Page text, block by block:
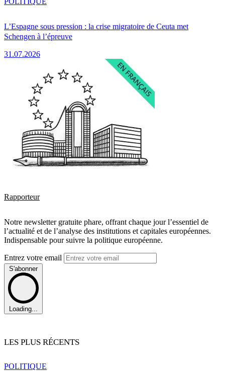
L’Espagne sous pression : la crise migratoire de Ceuta met
Schengen à l’épreuve
31.07.2026
Rapporteur
Notre newsletter gratuite phare, offrant chaque jour l’essentiel de
l’actualité et de l’analyse des institutions et capitales européennes.
Indispensable pour suivre la politique européenne.
Entrez votre email
S'abonner
Loading...
LES PLUS RÉCENTS
POLITIQUE